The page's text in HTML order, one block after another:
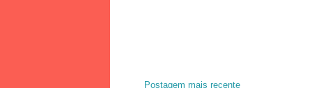
Postagem mais recente